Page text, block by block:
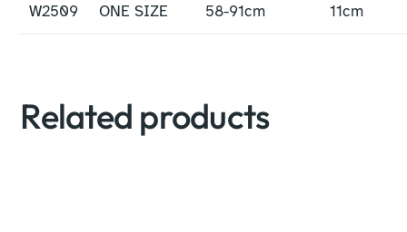
W2509 ONE SIZE 58-91cm 11cm
Related products